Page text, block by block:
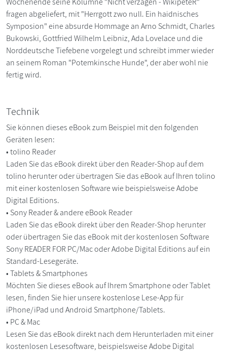
fragen abgeliefert, mit "Herrgott zwo null. Ein haidnisches
Symposion" eine absurde Hommage an Arno Schmidt, Charles
Bukowski, Gottfried Wilhelm Leibniz, Ada Lovelace und die
Norddeutsche Tiefebene vorgelegt und schreibt immer wieder
an seinem Roman "Potemkinsche Hunde", der aber wohl nie
fertig wird.
Technik
Sie können dieses eBook zum Beispiel mit den folgenden
Geräten lesen:
• tolino Reader
Laden Sie das eBook direkt über den Reader-Shop auf dem
tolino herunter oder übertragen Sie das eBook auf Ihren tolino
mit einer kostenlosen Software wie beispielsweise Adobe
Digital Editions.
• Sony Reader & andere eBook Reader
Laden Sie das eBook direkt über den Reader-Shop herunter
oder übertragen Sie das eBook mit der kostenlosen Software
Sony READER FOR PC/Mac oder Adobe Digital Editions auf ein
Standard-Lesegeräte.
• Tablets & Smartphones
Möchten Sie dieses eBook auf Ihrem Smartphone oder Tablet
lesen, finden Sie hier unsere kostenlose Lese-App für
iPhone/iPad und Android Smartphone/Tablets.
• PC & Mac
Lesen Sie das eBook direkt nach dem Herunterladen mit einer
kostenlosen Lesesoftware, beispielsweise Adobe Digital